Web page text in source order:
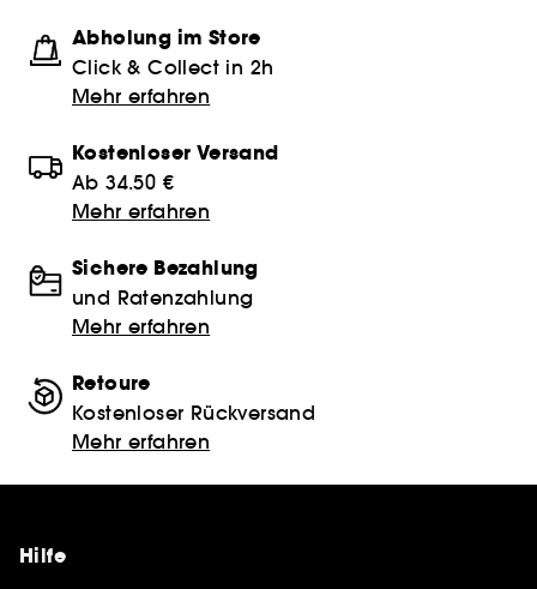
Abholung im Store
Click & Collect in 2h
Mehr erfahren
Kostenloser Versand
Ab 34.50 €
Mehr erfahren
Sichere Bezahlung
und Ratenzahlung
Mehr erfahren
Retoure
Kostenloser Rückversand
Mehr erfahren
Hilfe